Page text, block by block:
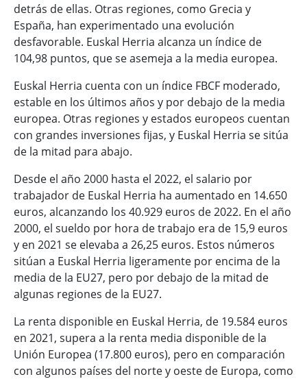
detrás de ellas. Otras regiones, como Grecia y
España, han experimentado una evolución
desfavorable. Euskal Herria alcanza un índice de
104,98 puntos, que se asemeja a la media europea.
Euskal Herria cuenta con un índice FBCF moderado,
estable en los últimos años y por debajo de la media
europea. Otras regiones y estados europeos cuentan
con grandes inversiones fijas, y Euskal Herria se sitúa
de la mitad para abajo.
Desde el año 2000 hasta el 2022, el salario por
trabajador de Euskal Herria ha aumentado en 14.650
euros, alcanzando los 40.929 euros de 2022. En el año
2000, el sueldo por hora de trabajo era de 15,9 euros
y en 2021 se elevaba a 26,25 euros. Estos números
sitúan a Euskal Herria ligeramente por encima de la
media de la EU27, pero por debajo de la mitad de
algunas regiones de la EU27.
La renta disponible en Euskal Herria, de 19.584 euros
en 2021, supera a la renta media disponible de la
Unión Europea (17.800 euros), pero en comparación
con algunos países del norte y oeste de Europa, como